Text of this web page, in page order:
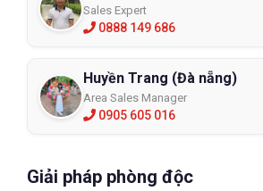
Sales Expert
0888 149 686
Huyền Trang (Đà nẵng)
Area Sales Manager
0905 605 016
Giải pháp phòng độc